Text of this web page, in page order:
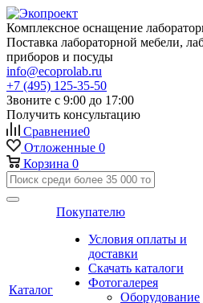
Комплексное оснащение
Поставка лабораторной мебели,
приборов и посуды
info@ecoprolab.ru
+7 (495) 125-35-50
Звоните с 9:00 до 17:00
Получить консультацию
Сравнение0
Отложенные 0
Корзина 0
Каталог
Покупателю
Условия оплаты и
доставки
Скачать каталоги
Фотогалерея
Оборудование